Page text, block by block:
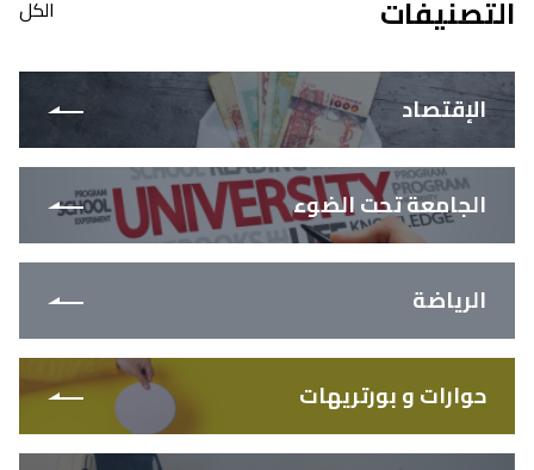
التصنيفات الكل
الإقتصاد
الجامعة تحت الضوء
الرياضة
حوارات و بورتريهات